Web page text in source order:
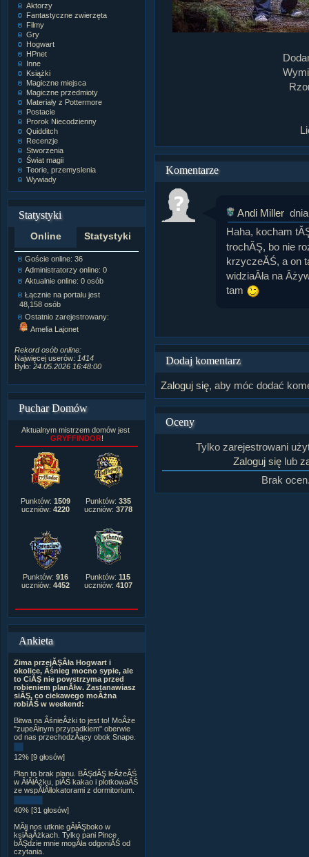
Aktorzy
Fantastyczne zwierzęta
Filmy
Gry
Hogwart
HPnet
Inne
Książki
Magiczne miejsca
Magiczne przedmioty
Materiały z Pottermore
Postacie
Prorok Niecodzienny
Quidditch
Recenzje
Stworzenia
Świat magii
Teorie, przemyslenia
Wywiady
Statystyki
Online Statystyki
Goście online: 36
Administratorzy online: 0
Aktualnie online: 0 osób
Łącznie na portalu jest
48,158 osób
Ostatnio zarejestrowany:
Amelia Lajonet
Rekord osób online:
Najwięcej userów: 1414
Było: 24.05.2026 16:48:00
1,087
3,921
Wlepionych ostrzeżeń:4,170
Puchar Domów
Aktualnym mistrzem domów jest
GRYFFINDOR!
Punktów: 1509
uczniów: 4220
Punktów: 335
uczniów: 3778
Punktów: 916
uczniów: 4452
Punktów: 115
uczniów: 4107
Ankieta
Zima przejĂŞÂła Hogwart i
okolice, Âśnieg mocno sypie, ale
to CiĂŞ nie powstrzyma przed
robieniem planĂłw. Zastanawiasz
siĂŞ, co ciekawego moÂżna
robiĂŚ w weekend:
Bitwa na ÂśnieÂżki to jest to! MoÂże
"zupeÂłnym przypadkiem" oberwie
od nas przechodzÂący obok Snape.
12% [9 głosów]
Plan to brak planu. BĂŞdĂŞ leÂżeĂŚ
w ÂłĂłÂżku, piĂŚ kakao i plotkowaĂŚ
ze wspĂłÂłlokatorami z dormitorium.
40% [31 głosów]
MĂłj nos utknie gÂłĂŞboko w
ksiÂąÂżkach. Tylko pani Pince
bĂŞdzie mnie mogÂła odgoniĂŚ od
czytania.
Komentarze
Andi Miller
Haha, kocham
trochĂŞ, bo nie
krzyczeĂŚ, a on
widziaÂła na
tam
Dodaj komentarz
Zaloguj się, aby móc dodać
Oceny
Tylko zarejestrowani
Zaloguj się lub
Brak